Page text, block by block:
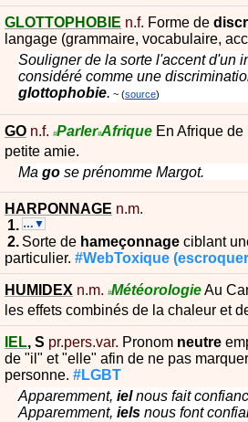
GLOTTOPHOBIE n.f. Forme de
langage (grammaire, vocabulaire,
Souligner de la sorte l'accent d'un
considéré comme une
glottophobie. source
GO n.f. #Parler#Afrique En Afrique
petite amie.
Ma go se prénomme Margot.
HARPONNAGE n.m.
…▼
Sorte de hameçonnage ciblant
particulier. #WebToxique
HUMIDEX n.m. #MétéorologieAu
les effets combinés de la chaleur et
IEL, S pr.pers.var. Pronom neutre
de "il" et "elle" afin de ne pas
personne. #LGBT
Apparemment, ielnous fait
Apparemment, iels nous font